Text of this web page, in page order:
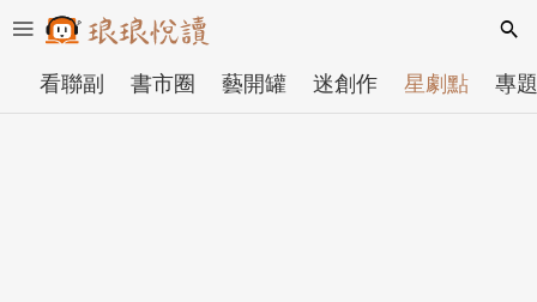
看聯副 書市圈 藝開罐 迷創作 星劇點 專題